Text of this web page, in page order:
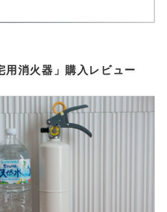
用消火器」購入レビュー